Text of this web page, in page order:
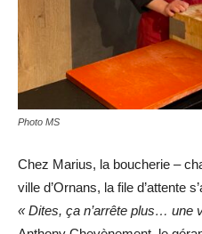
Photo MS
Chez Marius, la boucherie –
ville d’Ornans, la file d’attente
« Dites, ça n’arrête plus… une